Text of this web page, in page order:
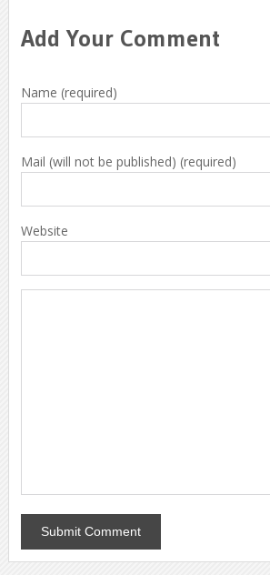
Add Your Comment
Name (required)
Mail (will not be published) (required)
Website